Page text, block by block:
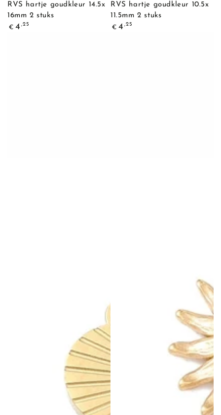
RVS hartje goudkleur 14.5x
16mm 2 stuks
Normale
€ 4 ,25
RVS hartje goudkleur 10.5x
11.5mm 2 stuks
Normale
€ 4 ,25